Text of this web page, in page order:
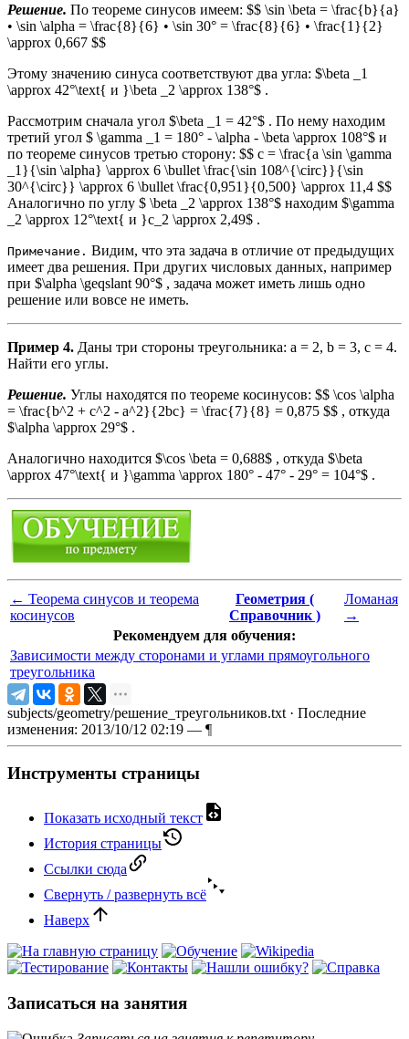
Решение. По теореме синусов имеем: $$ \sin \beta = \frac{b}{a}
• \sin \alpha = \frac{8}{6} • \sin 30° = \frac{8}{6} • \frac{1}{2}
\approx 0,667 $$
Этому значению синуса соответствуют два угла: $\beta _1
\approx 42°\text{ и }\beta _2 \approx 138°$ .
Рассмотрим сначала угол $\beta _1 = 42°$ . По нему находим
третий угол $ \gamma _1 = 180° - \alpha - \beta \approx 108°$ и
по теореме синусов третью сторону: $$ c = \frac{a \sin \gamma
_1}{\sin \alpha} \approx 6 \bullet \frac{\sin 108^{\circ}}{\sin
30^{\circ}} \approx 6 \bullet \frac{0,951}{0,500} \approx 11,4 $$
Аналогично по углу $ \beta _2 \approx 138°$ находим $\gamma
_2 \approx 12°\text{ и }c_2 \approx 2,49$ .
Примечание. Видим, что эта задача в отличие от предыдущих
имеет два решения. При других числовых данных, например
при $\alpha \geqslant 90°$ , задача может иметь лишь одно
решение или вовсе не иметь.
Пример 4. Даны три стороны треугольника: a = 2, b = 3, c = 4.
Найти его углы.
Решение. Углы находятся по теореме косинусов: $$ \cos \alpha
= \frac{b^2 + c^2 - a^2}{2bc} = \frac{7}{8} = 0,875 $$ , откуда
$\alpha \approx 29°$ .
Аналогично находится $\cos \beta = 0,688$ , откуда $\beta
\approx 47°\text{ и }\gamma \approx 180° - 47° - 29° = 104°$ .
← Теорема синусов и теорема
косинусов
Геометрия (
Справочник )
Ломаная
→
Рекомендуем для обучения:
Зависимости между сторонами и углами прямоугольного
треугольника
subjects/geometry/решение_треугольников.txt · Последние
изменения: 2013/10/12 02:19 — ¶
Инструменты страницы
Показать исходный текст
История страницы
Ссылки сюда
Свернуть / развернуть всё
Наверх
Записаться на занятия